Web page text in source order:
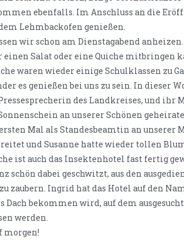
ebenfalls. Im Anschluss an die
Lehmbackofen genießen.
wir schon am Dienstagabend
einen Salat oder eine Quiche mitbringen
waren wieder einige Schulklassen zu
es genießen bei uns zu sein. In dieser
des Landkreises, und ihr
an unserer Schönen
Mal als Standesbeamtin an unserer
und Susanne hatte wieder tollen
ist auch das Insektenhotel fast fertig
schön dabei geschwitzt, aus den
zaubern. Ingrid hat das Hotel auf den
Dach bekommen wird, auf dem
werden.
morgen!